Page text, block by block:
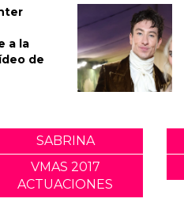
a la
de
SABRINA
VMAS 2017
ACTUACIONES